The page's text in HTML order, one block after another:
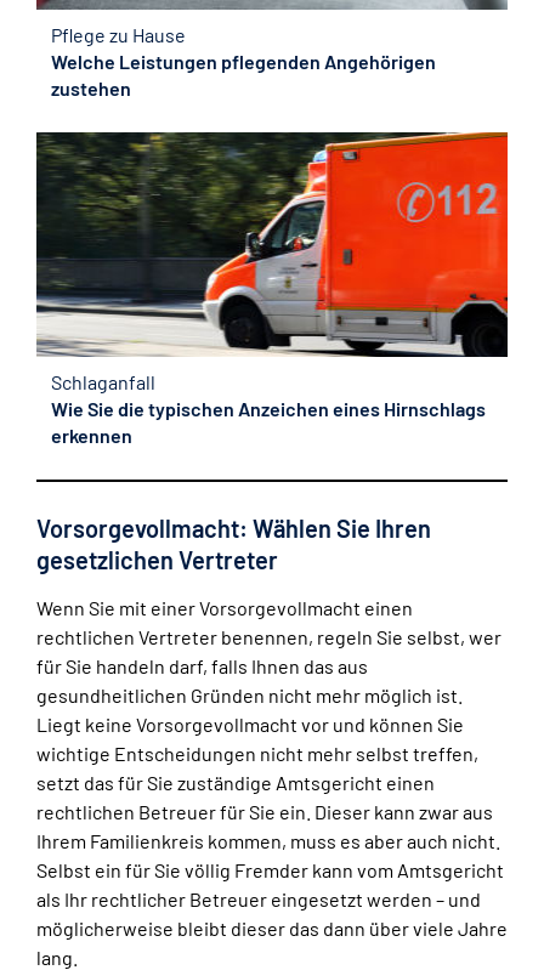
Pflege zu Hause
Welche Leistungen pflegenden Angehörigen
zustehen
Schlaganfall
Wie Sie die typischen Anzeichen eines Hirnschlags
erkennen
Vorsorgevollmacht: Wählen Sie Ihren
gesetzlichen Vertreter
Wenn Sie mit einer Vorsorgevollmacht einen
rechtlichen Vertreter benennen, regeln Sie selbst, wer
für Sie handeln darf, falls Ihnen das aus
gesundheitlichen Gründen nicht mehr möglich ist.
Liegt keine Vorsorgevollmacht vor und können Sie
wichtige Entscheidungen nicht mehr selbst treffen,
setzt das für Sie zuständige Amtsgericht einen
rechtlichen Betreuer für Sie ein. Dieser kann zwar aus
Ihrem Familienkreis kommen, muss es aber auch nicht.
Selbst ein für Sie völlig Fremder kann vom Amtsgericht
als Ihr rechtlicher Betreuer eingesetzt werden – und
möglicherweise bleibt dieser das dann über viele Jahre
lang.